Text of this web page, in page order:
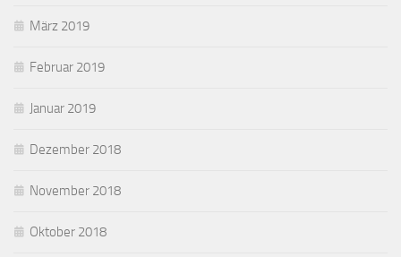
März 2019
Februar 2019
Januar 2019
Dezember 2018
November 2018
Oktober 2018